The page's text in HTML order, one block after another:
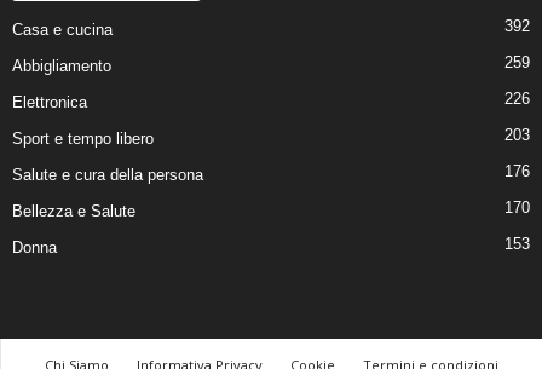
Casa e cucina 392
Abbigliamento 259
Elettronica 226
Sport e tempo libero 203
Salute e cura della persona 176
Bellezza e Salute 170
Donna 153
Chi Siamo Informativa Privacy Cookie Termini e condizioni